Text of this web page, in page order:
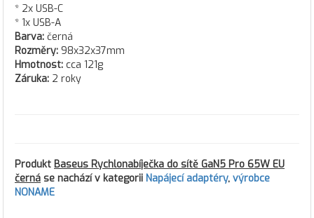
* 2x USB-C
* 1x USB-A
Barva: černá
Rozměry: 98x32x37mm
Hmotnost: cca 121g
Záruka: 2 roky
Produkt Baseus Rychlonabíječka do sítě GaN5 Pro 65W EU
černá se nachází v kategorii Napájecí adaptéry, výrobce
NONAME